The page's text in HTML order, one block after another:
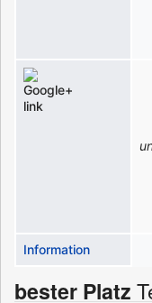
Information
bester Platz